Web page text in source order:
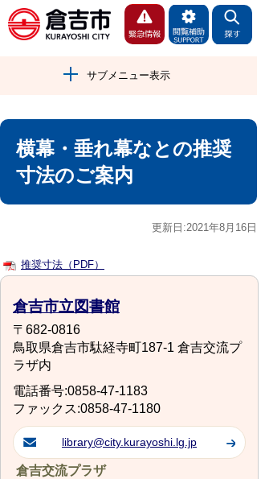
サブメニュー表示
横幕・垂れ幕なとの推奨
寸法のご案内
更新日:2021年8月16日
推奨寸法（PDF）
倉吉市立図書館
〒682-0816
鳥取県倉吉市駄経寺町187-1 倉吉交流プ
ラザ内
電話番号:0858-47-1183
ファックス:0858-47-1180
library@city.kurayoshi.lg.jp
倉吉交流プラザ